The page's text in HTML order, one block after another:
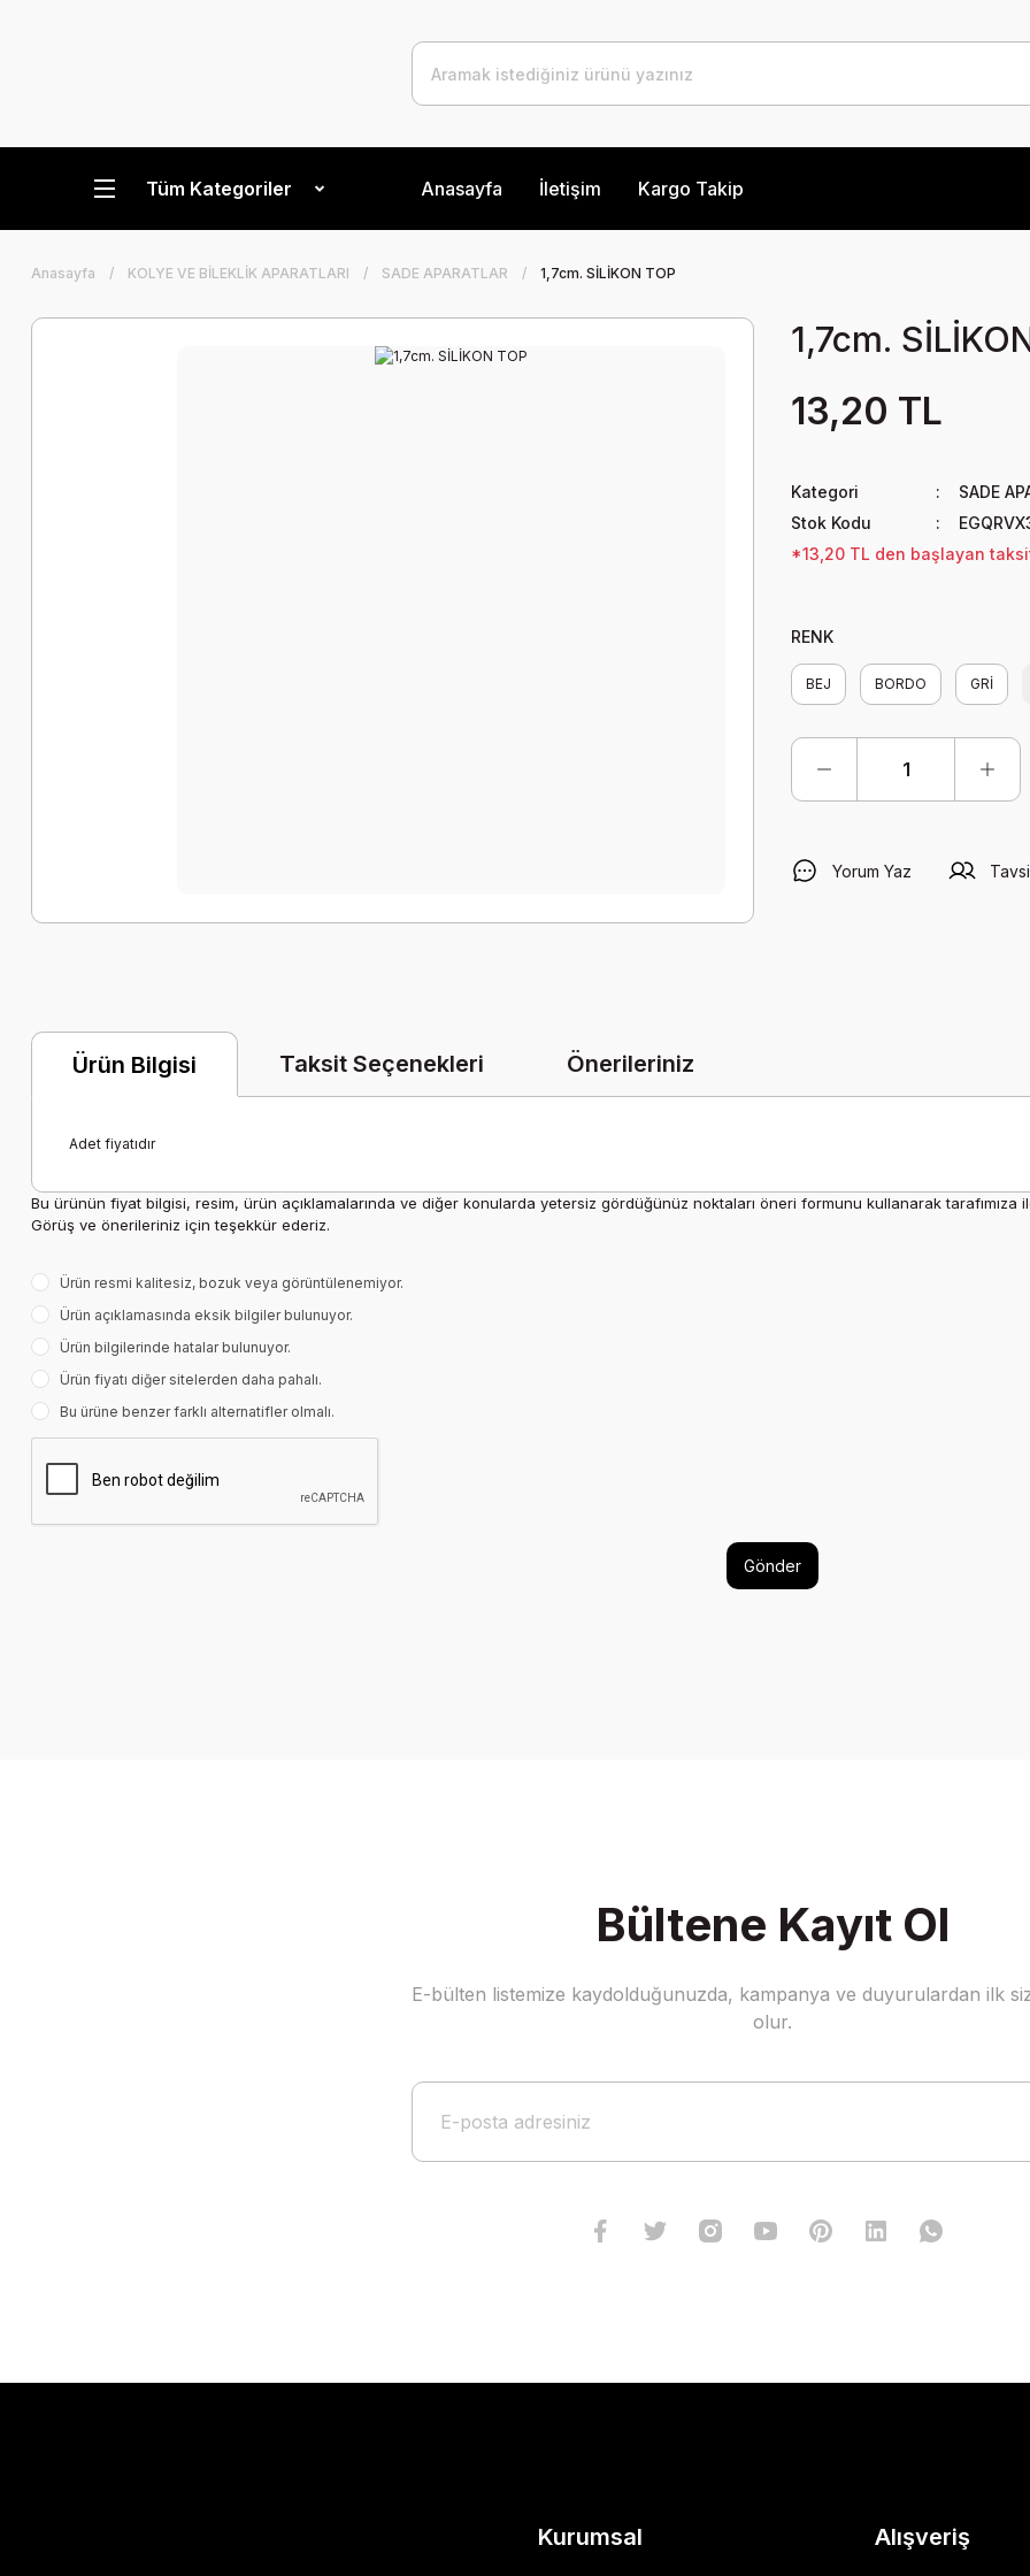
Tüm Kategoriler Anasayfa İletişim Kargo Takip
Anasayfa KOLYE VE BİLEKLİK APARATLARI SADE APARATLAR 1,7cm. SİLİKON TOP
1,7cm.
13,20 TL
Kategori
SADE
Stok Kodu
*13,20 TL den başlayan
RENK
BEJ BORDO GRİ
Yorum Yaz
Ürün Bilgisi Taksit Seçenekleri Önerileriniz
Adet fiyatıdır
Bu ürünün fiyat bilgisi, resim, ürün açıklamalarında ve diğer konularda yetersiz gördüğünüz noktaları öneri formunu kullanarak tarafımıza
Görüş ve önerileriniz için teşekkür ederiz.
Ürün resmi kalitesiz, bozuk veya görüntülenemiyor.
Ürün açıklamasında eksik bilgiler bulunuyor.
Ürün bilgilerinde hatalar bulunuyor.
Ürün fiyatı diğer sitelerden daha pahalı.
Bu ürüne benzer farklı alternatifler olmalı.
Gönder
Bültene Kayıt Ol
E-bülten listemize kaydolduğunuzda, kampanya ve duyurulardan ilk
olur.
Kurumsal Alışveriş